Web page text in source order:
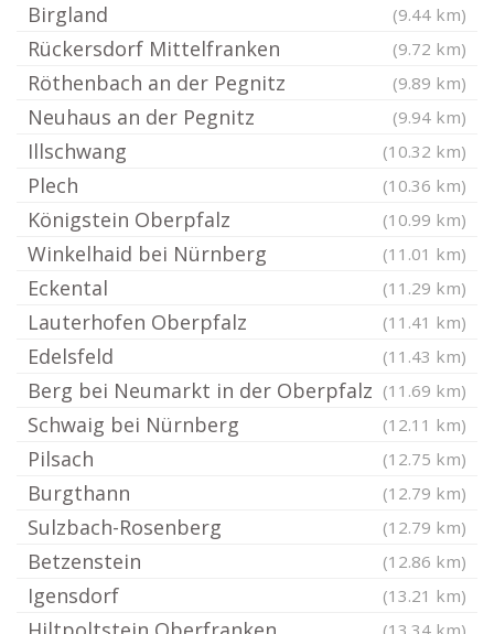
Birgland (9.44 km)
Rückersdorf Mittelfranken (9.72 km)
Röthenbach an der Pegnitz (9.89 km)
Neuhaus an der Pegnitz (9.94 km)
Illschwang (10.32 km)
Plech (10.36 km)
Königstein Oberpfalz (10.99 km)
Winkelhaid bei Nürnberg (11.01 km)
Eckental (11.29 km)
Lauterhofen Oberpfalz (11.41 km)
Edelsfeld (11.43 km)
Berg bei Neumarkt in der Oberpfalz (11.69 km)
Schwaig bei Nürnberg (12.11 km)
Pilsach (12.75 km)
Burgthann (12.79 km)
Sulzbach-Rosenberg (12.79 km)
Betzenstein (12.86 km)
Igensdorf (13.21 km)
(13.34 km)